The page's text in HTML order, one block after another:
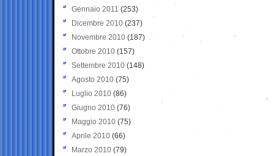
Gennaio 2011 (253)
Dicembre 2010 (237)
Novembre 2010 (187)
Ottobre 2010 (157)
Settembre 2010 (148)
Agosto 2010 (75)
Luglio 2010 (86)
Giugno 2010 (76)
Maggio 2010 (75)
Aprile 2010 (66)
Marzo 2010 (79)